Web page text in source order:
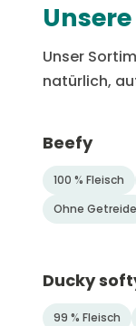
Unser
natürlich,
Beefy
100 % Fleisch
Ohne Getreide
Ducky
99 % Fleisch